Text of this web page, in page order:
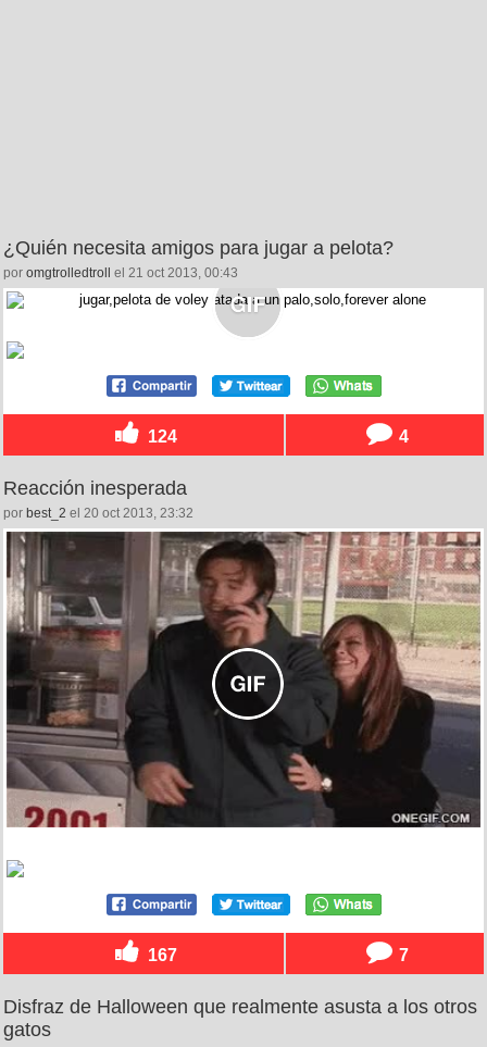
¿Quién necesita amigos para jugar a pelota?
por omgtrolledtroll el 21 oct 2013, 00:43
124 4
Reacción inesperada
por best_2 el 20 oct 2013, 23:32
167 7
Disfraz de Halloween que realmente asusta a los otros
gatos